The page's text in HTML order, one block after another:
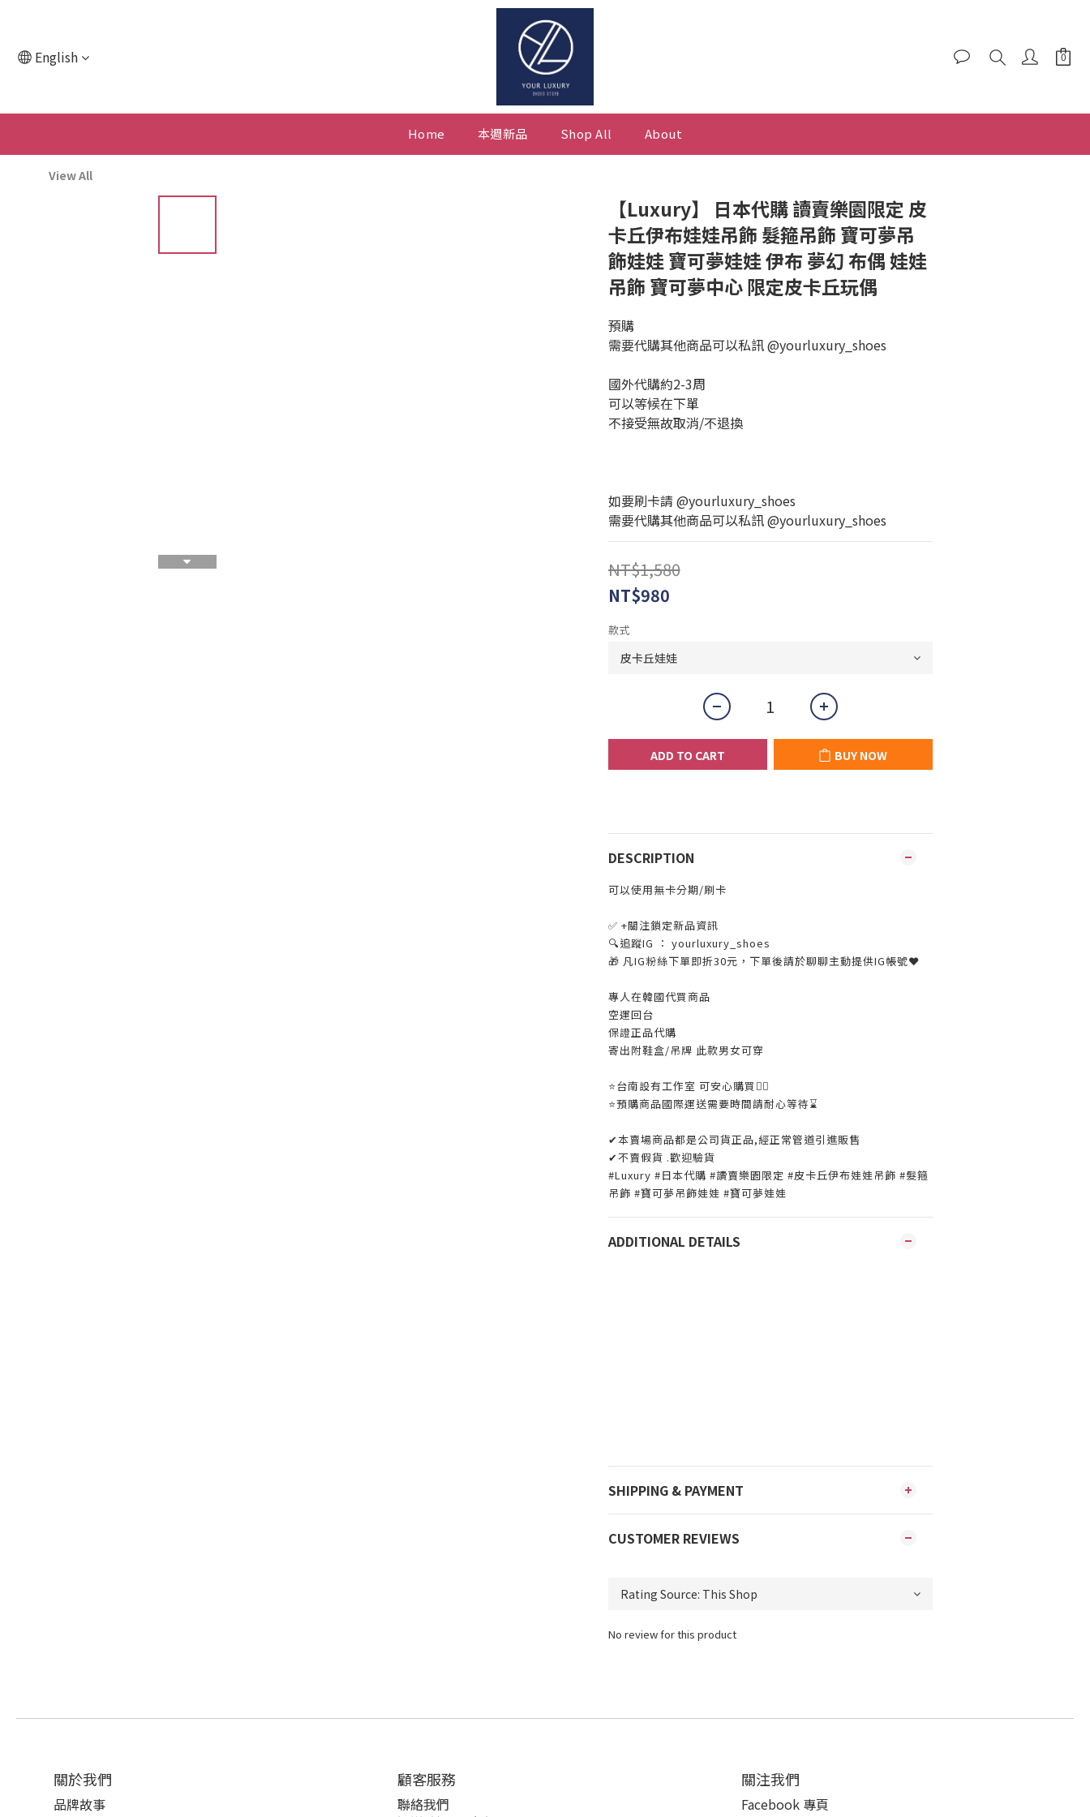
English
Home 本週新品 Shop All About
View All
【Luxury】 日本代購 讀賣樂園限定 皮
卡丘伊布娃娃吊飾 髮箍吊飾 寶可夢吊
飾娃娃 寶可夢娃娃 伊布 夢幻 布偶 娃娃
吊飾 寶可夢中心 限定皮卡丘玩偶
預購
需要代購其他商品可以私訊 @yourluxury_shoes
國外代購約2-3周
可以等候在下單
不接受無故取消/不退換
如要刷卡請 @yourluxury_shoes
需要代購其他商品可以私訊 @yourluxury_shoes
NT$1,580
NT$980
款式
ADD TO CART BUY NOW
DESCRIPTION
可以使用無卡分期/刷卡
✅ +關注鎖定新品資訊
🔍追蹤IG ： yourluxury_shoes
🎁 凡IG粉絲下單即折30元，下單後請於聊聊主動提供IG帳號❤
專人在韓國代買商品
空運回台
保證正品代購
寄出附鞋盒/吊牌 此款男女可穿
⭐️台南設有工作室 可安心購買👌🏼
⭐️預購商品國際運送需要時間請耐心等待⌛️
✔本賣場商品都是公司貨正品,經正常管道引進販售
✔不賣假貨 .歡迎驗貨
#Luxury #日本代購 #讀賣樂園限定 #皮卡丘伊布娃娃吊飾 #髮箍
吊飾 #寶可夢吊飾娃娃 #寶可夢娃娃
ADDITIONAL DETAILS
SHIPPING & PAYMENT
CUSTOMER REVIEWS
No review for this product
關於我們
品牌故事
顧客服務
聯絡我們
關注我們
Facebook 專頁